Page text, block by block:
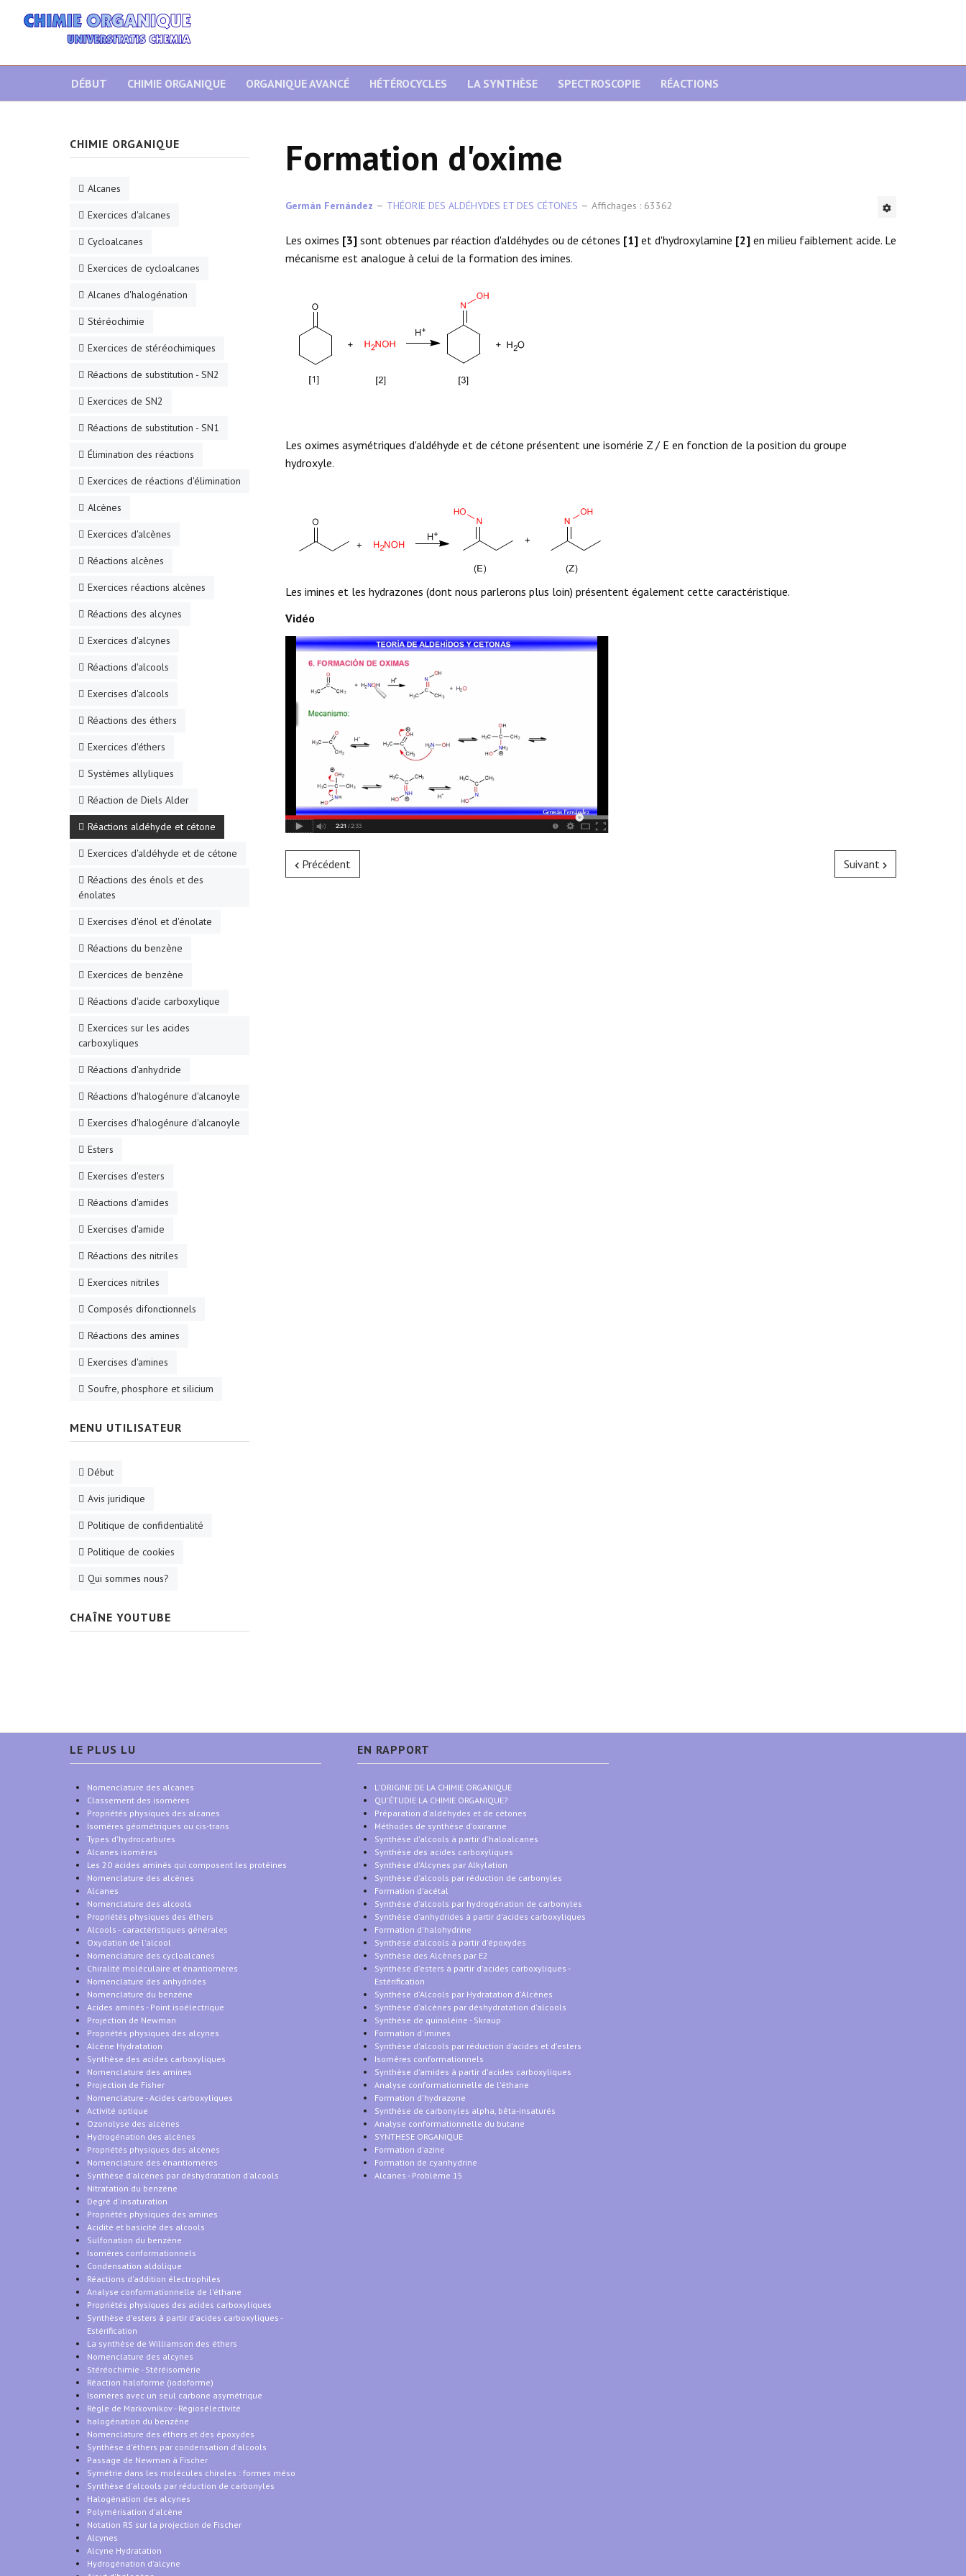
DÉBUT CHIMIE ORGANIQUE ORGANIQUE AVANCÉ HÉTÉROCYCLES LA SYNTHÈSE SPECTROSCOPIE RÉACTIONS
Formation d'oxime
Germán Fernández THÉORIE DES ALDÉHYDES ET DES CÉTONES Affichages : 63362
Les oximes [3] sont obtenues par réaction d'aldéhydes ou de cétones [1] et d'hydroxylamine [2] en milieu faiblement acide. Le
mécanisme est analogue à celui de la formation des imines.
Les oximes asymétriques d'aldéhyde et de cétone présentent une isomérie Z / E en fonction de la position du groupe
hydroxyle.
Les imines et les hydrazones (dont nous parlerons plus loin) présentent également cette caractéristique.
Vidéo
Précédent Suivant
CHIMIE ORGANIQUE
Alcanes
Exercices d'alcanes
Cycloalcanes
Exercices de cycloalcanes
Alcanes d'halogénation
Stéréochimie
Exercices de stéréochimiques
Réactions de substitution - SN2
Exercices de SN2
Réactions de substitution - SN1
Élimination des réactions
Exercices de réactions d'élimination
Alcènes
Exercices d'alcènes
Réactions alcènes
Exercices réactions alcènes
Réactions des alcynes
Exercices d'alcynes
Réactions d'alcools
Exercises d'alcools
Réactions des éthers
Exercices d'éthers
Systèmes allyliques
Réaction de Diels Alder
Réactions aldéhyde et cétone
Exercices d'aldéhyde et de cétone
Réactions des énols et des
énolates
Exercises d'énol et d'énolate
Réactions du benzène
Exercices de benzène
Réactions d'acide carboxylique
Exercices sur les acides
carboxyliques
Réactions d'anhydride
Réactions d'halogénure d'alcanoyle
Exercises d'halogénure d'alcanoyle
Esters
Exercises d'esters
Réactions d'amides
Exercises d'amide
Réactions des nitriles
Exercices nitriles
Composés difonctionnels
Réactions des amines
Exercises d'amines
Soufre, phosphore et silicium
MENU UTILISATEUR
Début
Avis juridique
Politique de confidentialité
Politique de cookies
Qui sommes nous?
CHAÎNE YOUTUBE
LE PLUS LU
Nomenclature des alcanes
Classement des isomères
Propriétés physiques des alcanes
Isomères géométriques ou cis-trans
Types d'hydrocarbures
Alcanes isomères
Les 20 acides aminés qui composent les protéines
Nomenclature des alcènes
Alcanes
Nomenclature des alcools
Propriétés physiques des éthers
Alcools - caractéristiques générales
Oxydation de l'alcool
Nomenclature des cycloalcanes
Chiralité moléculaire et énantiomères
Nomenclature des anhydrides
Nomenclature du benzène
Acides aminés - Point isoélectrique
Projection de Newman
Propriétés physiques des alcynes
Alcène Hydratation
Synthèse des acides carboxyliques
Nomenclature des amines
Projection de Fisher
Nomenclature - Acides carboxyliques
Activité optique
Ozonolyse des alcènes
Hydrogénation des alcènes
Propriétés physiques des alcènes
Nomenclature des énantiomères
Synthèse d'alcènes par déshydratation d'alcools
Nitratation du benzène
Degré d'insaturation
Propriétés physiques des amines
Acidité et basicité des alcools
Sulfonation du benzène
Isomères conformationnels
Condensation aldolique
Réactions d'addition électrophiles
Analyse conformationnelle de l'éthane
Propriétés physiques des acides carboxyliques
Synthèse d'esters à partir d'acides carboxyliques -
Estérification
La synthèse de Williamson des éthers
Nomenclature des alcynes
Stéréochimie - Stéréisomérie
Réaction haloforme (iodoforme)
Isomères avec un seul carbone asymétrique
Règle de Markovnikov - Régiosélectivité
halogénation du benzène
Nomenclature des éthers et des époxydes
Synthèse d'éthers par condensation d'alcools
Passage de Newman à Fischer
Symétrie dans les molécules chirales : formes méso
Synthèse d'alcools par réduction de carbonyles
Halogénation des alcynes
Polymérisation d'alcène
Notation RS sur la projection de Fischer
Alcynes
Alcyne Hydratation
Hydrogénation d'alcyne
EN RAPPORT
L'ORIGINE DE LA CHIMIE ORGANIQUE
QU'ÉTUDIE LA CHIMIE ORGANIQUE?
Préparation d'aldéhydes et de cétones
Méthodes de synthèse d'oxiranne
Synthèse d'alcools à partir d'haloalcanes
Synthèse des acides carboxyliques
Synthèse d'Alcynes par Alkylation
Synthèse d'alcools par réduction de carbonyles
Formation d'acétal
Synthèse d'alcools par hydrogénation de carbonyles
Synthèse d'anhydrides à partir d'acides carboxyliques
Formation d'halohydrine
Synthèse d'alcools à partir d'époxydes
Synthèse des Alcènes par E2
Synthèse d'esters à partir d'acides carboxyliques -
Estérification
Synthèse d'Alcools par Hydratation d'Alcènes
Synthèse d'alcènes par déshydratation d'alcools
Synthèse de quinoléine - Skraup
Formation d'imines
Synthèse d'alcools par réduction d'acides et d'esters
Isomères conformationnels
Synthèse d'amides à partir d'acides carboxyliques
Analyse conformationnelle de l'éthane
Formation d'hydrazone
Synthèse de carbonyles alpha, bêta-insaturés
Analyse conformationnelle du butane
SYNTHESE ORGANIQUE
Formation d'azine
Formation de cyanhydrine
Alcanes - Problème 15